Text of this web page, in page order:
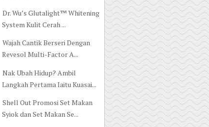
Dr. Wu’s Glutalight™ Whitening
System Kulit Cerah ...
Wajah Cantik Berseri Dengan
Revesol Multi-Factor A...
Nak Ubah Hidup? Ambil
Langkah Pertama Iaitu Kuasai...
Shell Out Promosi Set Makan
Syiok dan Set Makan Se...